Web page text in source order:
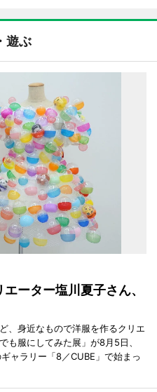
遊ぶ
ーター塩川夏子さん、
、身近なもので洋服を作るクリエ
も服にしてみた展」が8月5日、
ャラリー「8／CUBE」で始まっ